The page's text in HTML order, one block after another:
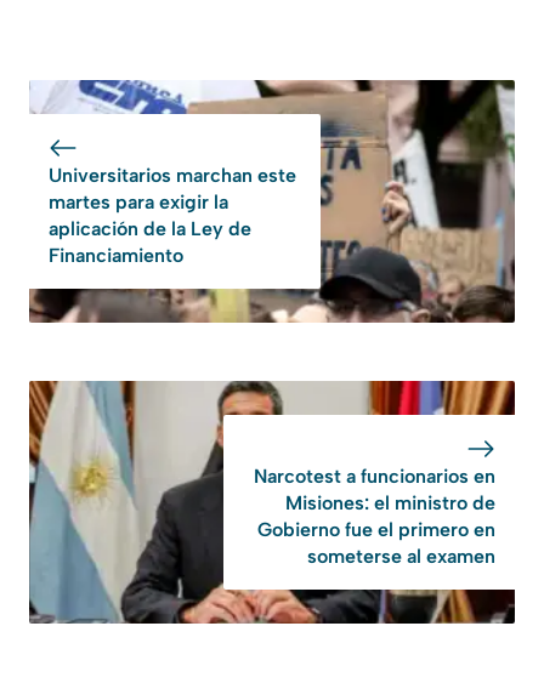
Universitarios marchan este
martes para exigir la
aplicación de la Ley de
Financiamiento
Narcotest a funcionarios en
Misiones: el ministro de
Gobierno fue el primero en
someterse al examen